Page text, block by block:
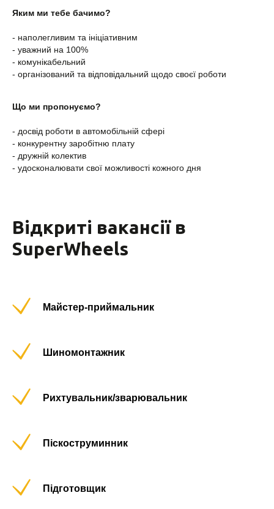
Яким ми тебе бачимо?
- наполегливим та ініціативним
- уважний на 100%
- комунікабельний
- організований та відповідальний щодо своєї роботи
Що ми пропонуємо?
- досвід роботи в автомобільній сфері
- конкурентну заробітню плату
- дружній колектив
- удосконалювати свої можливості кожного дня
Відкриті вакансії в
SuperWheels
Майстер-приймальник
Шиномонтажник
Рихтувальник/зварювальник
Піскоструминник
Підготовщик